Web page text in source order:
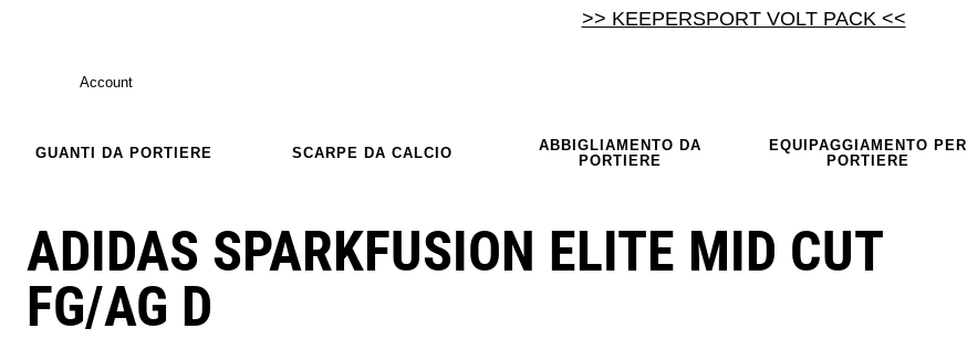
>> KEEPERSPORT VOLT PACK <<
Account
GUANTI DA PORTIERE SCARPE DA CALCIO
ABBIGLIAMENTO DA
PORTIERE
EQUIPAGGIAMENTO PER
PORTIERE
ADIDAS SPARKFUSION ELITE MID CUT
FG/AG D